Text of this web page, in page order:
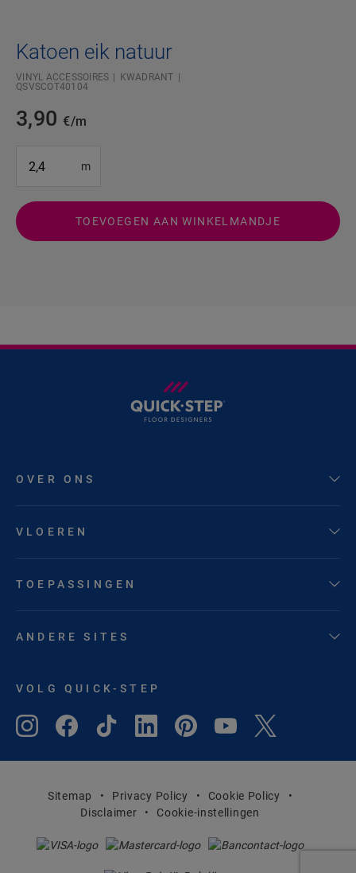
Katoen eik natuur
VINYL ACCESSOIRES
KWADRANT
QSVSCOT40104
3,90€/m
m
TOEVOEGEN AAN WINKELMANDJE
OVER ONS
VLOEREN
TOEPASSINGEN
ANDERE SITES
VOLG QUICK-STEP
Sitemap Privacy Policy
Cookie Policy
Disclaimer
Cookie-instellingen